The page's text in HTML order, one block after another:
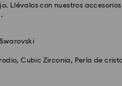
Llévalos con nuestros accesorios
Cubic Zirconia, Perla de